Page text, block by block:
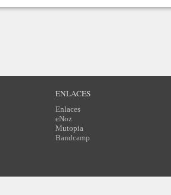
ENLACES
Enlaces
eNoz
Mutopia
Bandcamp